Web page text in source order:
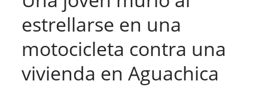
estrellarse en una
motocicleta contra una
vivienda en Aguachica